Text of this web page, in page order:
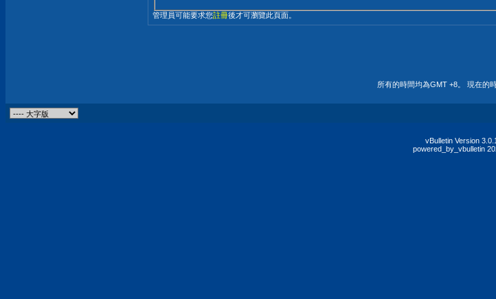
管理員可能要求您註冊後才可瀏覽此頁面。
所有的時間均為GMT +8。 現在的
vBulletin Version 3.0.1
powered_by_vbulletin